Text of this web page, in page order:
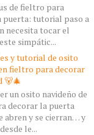
de fieltro para
puerta: tutorial paso a
necesita tocar el
simpátic...
y tutorial de osito
fieltro para decorar
🐻🎄
un osito navideño de
decorar la puerta
abren y se cierran… y
le...